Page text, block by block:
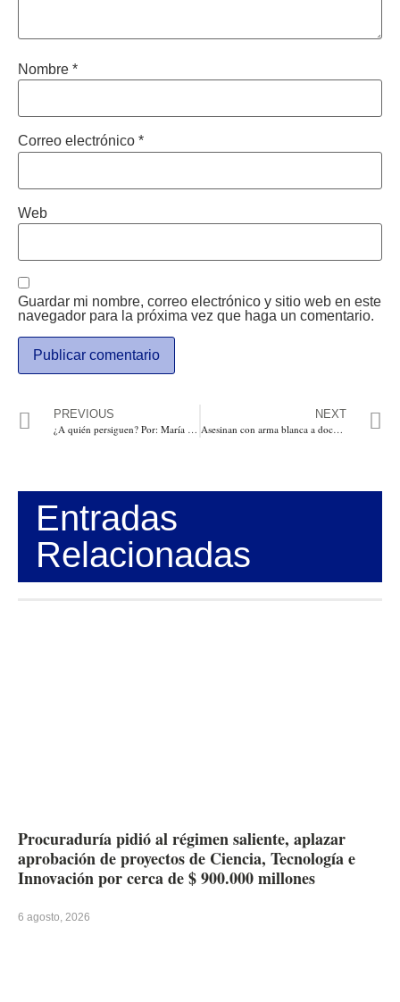
Nombre *
Correo electrónico *
Web
Guardar mi nombre, correo electrónico y sitio web en este
navegador para la próxima vez que haga un comentario.
PREVIOUS
¿A quién persiguen? Por: María Fernanda Cabal
NEXT
Asesinan con arma blanca a docente de 67 años en su vivienda en Santo Tomás, Atlántico
Entradas
Relacionadas
Procuraduría pidió al régimen saliente, aplazar
aprobación de proyectos de Ciencia, Tecnología e
Innovación por cerca de $ 900.000 millones
6 agosto, 2026